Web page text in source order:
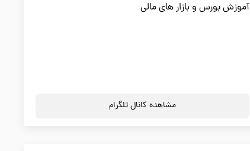
آموزش بورس و بازار های مالی
مشاهده کانال تلگرام